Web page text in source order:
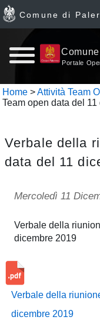
Home
News
Archivio
Dataset
Ultimi
dataset
pubblicazioni
Comune di
Portale
Home >Attività Team
Team open data del
Verbale della
data del 11
Mercoledì 11
Verbale della
dicembre 2019
Verbale della
dicembre 2019